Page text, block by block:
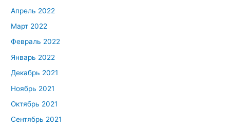
Апрель 2022
Март 2022
Февраль 2022
Январь 2022
Декабрь 2021
Ноябрь 2021
Октябрь 2021
Сентябрь 2021